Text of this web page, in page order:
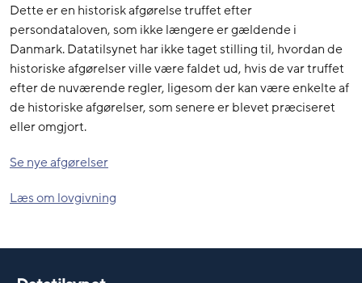
Dette er en historisk afgørelse truffet efter
persondataloven, som ikke længere er gældende i
Danmark. Datatilsynet har ikke taget stilling til, hvordan de
historiske afgørelser ville være faldet ud, hvis de var truffet
efter de nuværende regler, ligesom der kan være enkelte af
de historiske afgørelser, som senere er blevet præciseret
eller omgjort.
Se nye afgørelser
Læs om lovgivning